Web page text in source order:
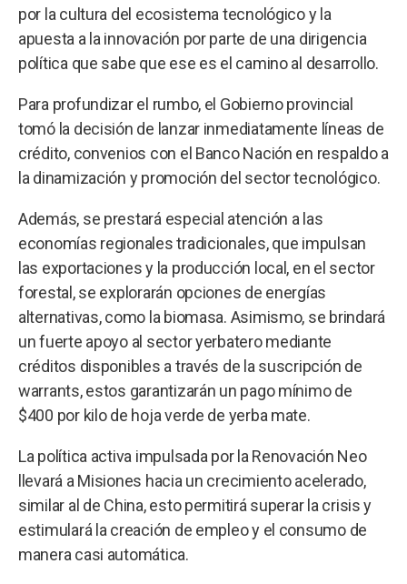
por la cultura del ecosistema tecnológico y la
apuesta a la innovación por parte de una dirigencia
política que sabe que ese es el camino al desarrollo.
Para profundizar el rumbo, el Gobierno provincial
tomó la decisión de lanzar inmediatamente líneas de
crédito, convenios con el Banco Nación en respaldo a
la dinamización y promoción del sector tecnológico.
Además, se prestará especial atención a las
economías regionales tradicionales, que impulsan
las exportaciones y la producción local, en el sector
forestal, se explorarán opciones de energías
alternativas, como la biomasa. Asimismo, se brindará
un fuerte apoyo al sector yerbatero mediante
créditos disponibles a través de la suscripción de
warrants, estos garantizarán un pago mínimo de
$400 por kilo de hoja verde de yerba mate.
La política activa impulsada por la Renovación Neo
llevará a Misiones hacia un crecimiento acelerado,
similar al de China, esto permitirá superar la crisis y
estimulará la creación de empleo y el consumo de
manera casi automática.